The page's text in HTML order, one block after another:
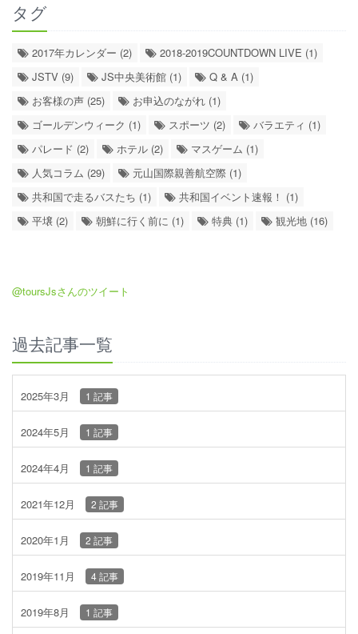
タグ
2017年カレンダー (2)
2018-2019COUNTDOWN LIVE (1)
JSTV (9)
JS中央美術館 (1)
Q & A (1)
お客様の声 (25)
お申込のながれ (1)
ゴールデンウィーク (1)
スポーツ (2)
バラエティ (1)
パレード (2)
ホテル (2)
マスゲーム (1)
人気コラム (29)
元山国際親善航空際 (1)
共和国で走るバスたち (1)
共和国イベント速報！ (1)
平壌 (2)
朝鮮に行く前に (1) 特典 (1) 観光地 (16)
@toursJsさんのツイート
過去記事一覧
2025年3月 1 記事
2024年5月 1 記事
2024年4月 1 記事
2021年12月 2 記事
2020年1月 2 記事
2019年11月 4 記事
2019年8月 1 記事